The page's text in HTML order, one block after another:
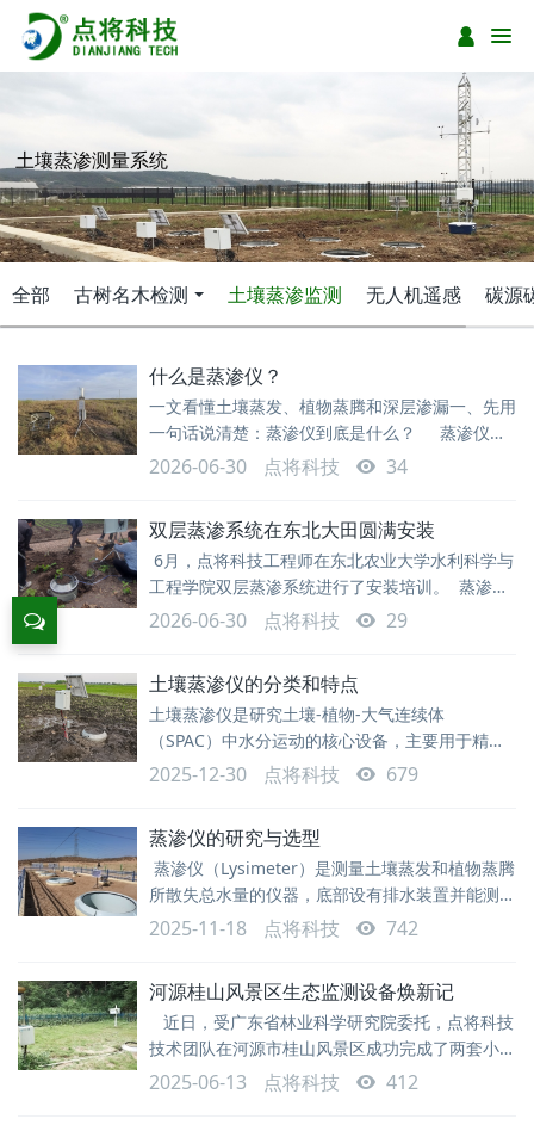
土壤蒸渗测量系统
全部 古树名木检测 土壤蒸渗监测 无人机遥感 碳源
什么是蒸渗仪？
一文看懂土壤蒸发、植物蒸腾和深层渗漏一、先用
一句话说清楚：蒸渗仪到底是什么？ 蒸渗仪，
也常被称为 lysimeter，是一种用于研究土壤—植
物—大气之间水分交换过程的观测设备。简单理
个可监测的土柱，通过记录降雨、灌溉、土壤储水
变化、地表径流、底部排水或称重变化，来计算土
壤蒸发、植物蒸腾、总蒸散发以及深层渗漏等水分
收
2026-06-30 点将科技 34
双层蒸渗系统在东北大田圆满安装
6月，点将科技工程师在东北农业大学水利科学与
工程学院双层蒸渗系统进行了安装培训。 蒸渗测
量系统是评估水在土壤中的利用，研究水分平衡、
物质平衡、土壤溶质运移的全新工具。 本系统
高度60cm，可以快速部署安装，不需要建造地下
室；配套下渗水位监测及排水装置，自动排水；使
用单点式高精度称重传感器作为重量变化检测
2026-06-30 点将科技 29
土壤蒸渗仪的分类和特点
土壤蒸渗仪是研究土壤-植物-大气连续体
（SPAC）中水分运动的核心设备，主要用于精确
测量土壤蒸发、植物蒸腾（合称蒸散，ET）以及
深层渗漏量。土壤蒸渗仪的分类主要基于称重原
几个方面。那么，我们根据这些方向来聊下蒸渗仪
种类和特点，欢迎交流看法，一起学习。称重式蒸
渗仪这是目前精度较高，应用广泛的一类。因直接
测量水量变化，精度可达到每小时0.01mm甚至更
2025-12-30 点将科技 679
蒸渗仪的研究与选型
蒸渗仪（Lysimeter）是测量土壤蒸发和植物蒸腾
所散失总水量的仪器，底部设有排水装置并能测定
渗水量。其基本思想是通过监测限定土体（蒸渗土
筒）的质量变化，来反推水分变化。自称重式蒸渗
柱的质量差，来确定这一时段内土柱的水分损失
量。早期的称重式蒸渗仪主要包括直接称重式和浮
动测重式两大类。随着技术进步，发展出了集成高
精度传感器和数据自动采集的现代
2025-11-18 点将科技 742
河源桂山风景区生态监测设备焕新记
近日，受广东省林业科学研究院委托，点将科技
技术团队在河源市桂山风景区成功完成了两套小型
土壤蒸渗测量系统的深度维保服务。此次维保工作
针对服役多年的核心传感器进行精密维修与校准，
2025-06-13 点将科技 412